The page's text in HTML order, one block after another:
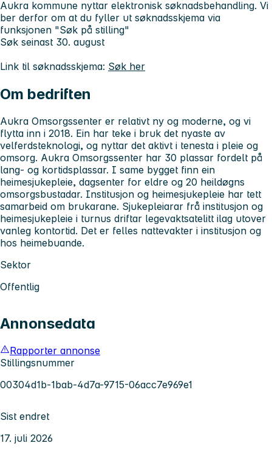
Aukra kommune nyttar elektronisk søknadsbehandling. Vi
ber derfor om at du fyller ut søknadsskjema via
funksjonen "Søk på stilling"
Søk seinast 30. august
Link til søknadsskjema: Søk her
Om bedriften
Aukra Omsorgssenter er relativt ny og moderne, og vi
flytta inn i 2018. Ein har teke i bruk det nyaste av
velferdsteknologi, og nyttar det aktivt i tenesta i pleie og
omsorg. Aukra Omsorgssenter har 30 plassar fordelt på
lang- og kortidsplassar. I same bygget finn ein
heimesjukepleie, dagsenter for eldre og 20 heildøgns
omsorgsbustadar. Institusjon og heimesjukepleie har tett
samarbeid om brukarane. Sjukepleiarar frå institusjon og
heimesjukepleie i turnus driftar legevaktsatelitt ilag utover
vanleg kontortid. Det er felles nattevakter i institusjon og
hos heimebuande.
Sektor
Offentlig
Annonsedata
Rapporter annonse
Stillingsnummer
00304d1b-1bab-4d7a-9715-06acc7e969e1
Sist endret
17. juli 2026